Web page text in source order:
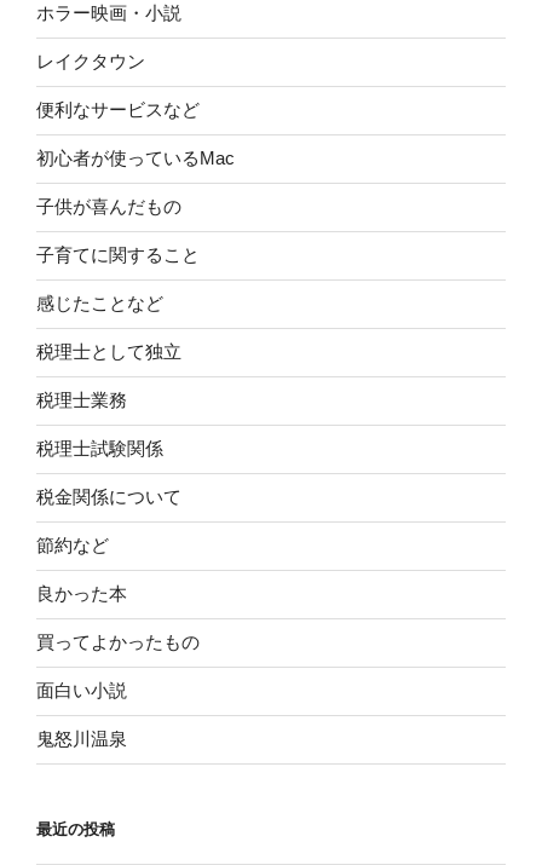
ホラー映画・小説
レイクタウン
便利なサービスなど
初心者が使っているMac
子供が喜んだもの
子育てに関すること
感じたことなど
税理士として独立
税理士業務
税理士試験関係
税金関係について
節約など
良かった本
買ってよかったもの
面白い小説
鬼怒川温泉
最近の投稿